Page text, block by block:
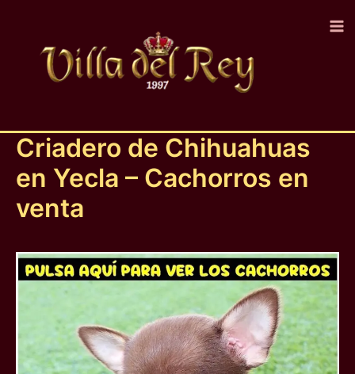
contenido
Criadero de Chihuahuas
en Yecla – Cachorros en
venta